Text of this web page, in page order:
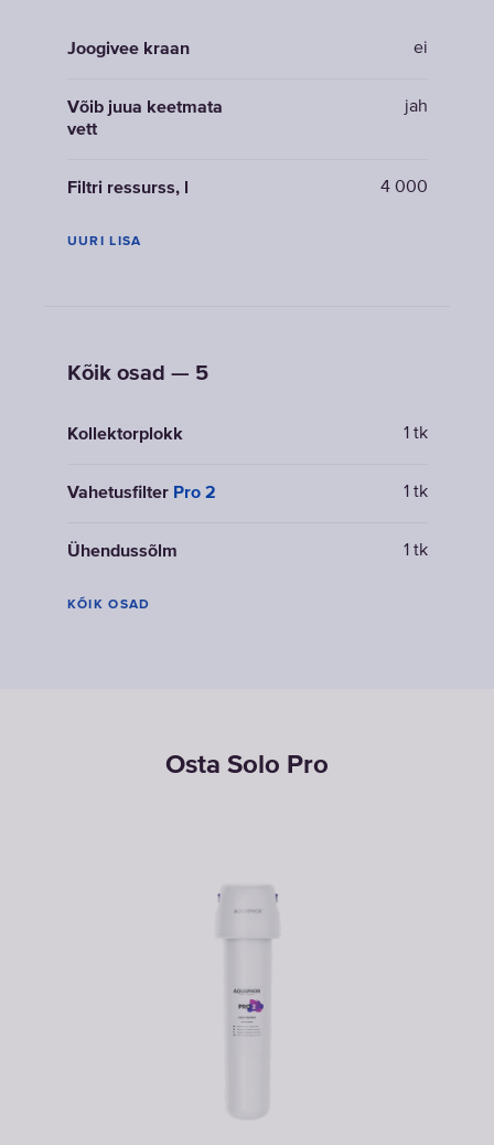
Joogivee kraan ei
Võib juua keetmata
vett
jah
Filtri ressurss, l 4 000
UURI LISA
Kõik osad — 5
Kollektorplokk 1 tk
Vahetusfilter Pro 2 1 tk
Ühendussõlm 1 tk
KÕIK OSAD
Osta Solo Pro